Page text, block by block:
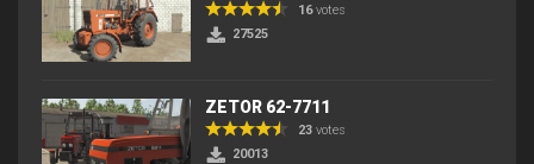
16votes
27525
ZETOR 62-7711
23 votes
20013